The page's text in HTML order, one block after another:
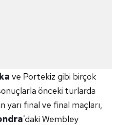
ve Portekiz gibi birçok
önceki turlarda
yarı final ve final maçları,
'daki Wembley